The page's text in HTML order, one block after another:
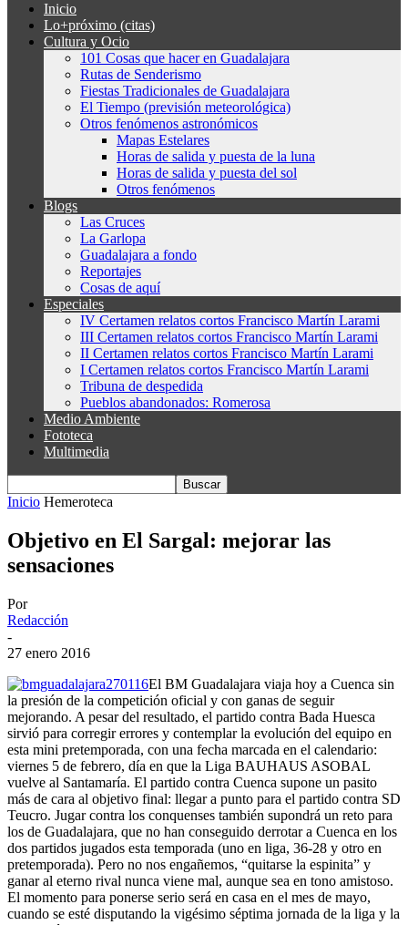
Inicio
Lo+próximo (citas)
Cultura y Ocio
101 Cosas que hacer en Guadalajara
Rutas de Senderismo
Fiestas Tradicionales de Guadalajara
El Tiempo (previsión meteorológica)
Otros fenómenos astronómicos
Mapas Estelares
Horas de salida y puesta de la luna
Horas de salida y puesta del sol
Otros fenómenos
Blogs
Las Cruces
La Garlopa
Guadalajara a fondo
Reportajes
Cosas de aquí
Especiales
IV Certamen relatos cortos Francisco Martín Larami
III Certamen relatos cortos Francisco Martín Larami
II Certamen relatos cortos Francisco Martín Larami
I Certamen relatos cortos Francisco Martín Larami
Tribuna de despedida
Pueblos abandonados: Romerosa
Medio Ambiente
Fototeca
Multimedia
Inicio Hemeroteca
Objetivo en El Sargal: mejorar las
sensaciones
Por
Redacción
-
27 enero 2016
El BM Guadalajara viaja hoy a Cuenca sin
la presión de la competición oficial y con ganas de seguir
mejorando. A pesar del resultado, el partido contra Bada Huesca
sirvió para corregir errores y contemplar la evolución del equipo en
esta mini pretemporada, con una fecha marcada en el calendario:
viernes 5 de febrero, día en que la Liga BAUHAUS ASOBAL
vuelve al Santamaría. El partido contra Cuenca supone un pasito
más de cara al objetivo final: llegar a punto para el partido contra SD
Teucro. Jugar contra los conquenses también supondrá un reto para
los de Guadalajara, que no han conseguido derrotar a Cuenca en los
dos partidos jugados esta temporada (uno en liga, 36-28 y otro en
pretemporada). Pero no nos engañemos, “quitarse la espinita” y
ganar al eterno rival nunca viene mal, aunque sea en tono amistoso.
El momento para ponerse serio será en casa en el mes de mayo,
cuando se esté disputando la vigésimo séptima jornada de la liga y la